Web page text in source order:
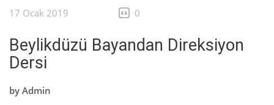
SRC & PSIKOTEKNIK
İLETIŞIM
17 Ocak 2019 0
Beylikdüzü Bayandan Direksiyon
Dersi
by Admin